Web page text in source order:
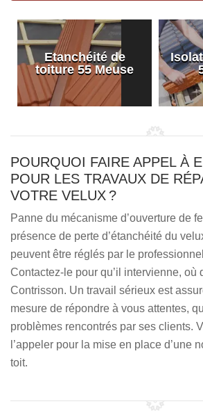
Etanchéité de
toiture 55 Meuse
POURQUOI FAIRE APPEL À
POUR LES TRAVAUX DE
VOTRE VELUX ?
Panne du mécanisme d’ouverture de
présence de perte d’étanchéité du
peuvent être réglés par le
Contactez-le pour qu’il intervienne, où
Contrisson. Un travail sérieux est
mesure de répondre à vous attentes,
problèmes rencontrés par ses clients.
l’appeler pour la mise en place d’une
toit.